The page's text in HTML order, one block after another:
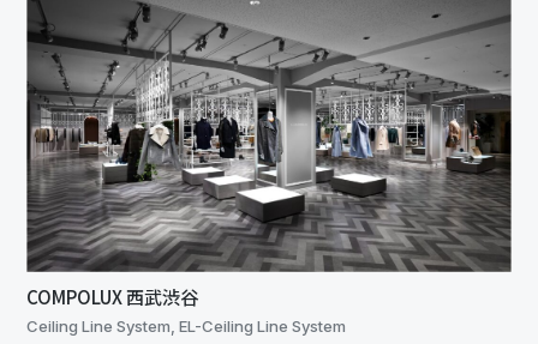
COMPOLUX 西武渋谷
Ceiling Line System, EL-Ceiling Line System